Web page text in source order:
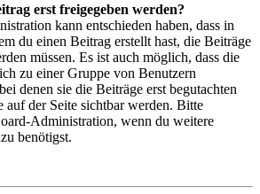
erst freigegeben werden?
kann entschieden haben, dass in
du einen Beitrag erstellt hast, die Beiträge
müssen. Es ist auch möglich, dass die
zu einer Gruppe von Benutzern
denen sie die Beiträge erst begutachten
auf der Seite sichtbar werden. Bitte
Administration, wenn du weitere
benötigst.